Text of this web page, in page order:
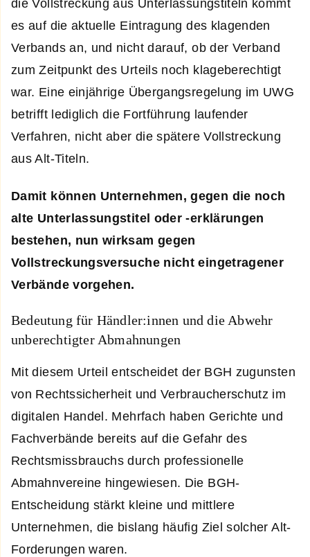
die Vollstreckung aus Unterlassungstiteln kommt
es auf die aktuelle Eintragung des klagenden
Verbands an, und nicht darauf, ob der Verband
zum Zeitpunkt des Urteils noch klageberechtigt
war. Eine einjährige Übergangsregelung im UWG
betrifft lediglich die Fortführung laufender
Verfahren, nicht aber die spätere Vollstreckung
aus Alt-Titeln.
Damit können Unternehmen, gegen die noch
alte Unterlassungstitel oder -erklärungen
bestehen, nun wirksam gegen
Vollstreckungsversuche nicht eingetragener
Verbände vorgehen.
Bedeutung für Händler:innen und die Abwehr
unberechtigter Abmahnungen
Mit diesem Urteil entscheidet der BGH zugunsten
von Rechtssicherheit und Verbraucherschutz im
digitalen Handel. Mehrfach haben Gerichte und
Fachverbände bereits auf die Gefahr des
Rechtsmissbrauchs durch professionelle
Abmahnvereine hingewiesen. Die BGH-
Entscheidung stärkt kleine und mittlere
Unternehmen, die bislang häufig Ziel solcher Alt-
Forderungen waren.